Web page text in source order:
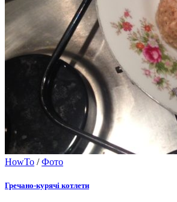
HowTo /Фото
Гречано-курячі котлети